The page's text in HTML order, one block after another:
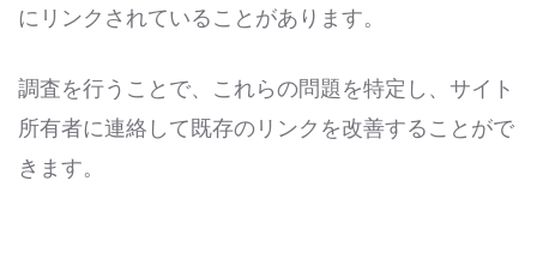
にリンクされていることがあります。
調査を行うことで、これらの問題を特定し、サイト
所有者に連絡して既存のリンクを改善することがで
きます。